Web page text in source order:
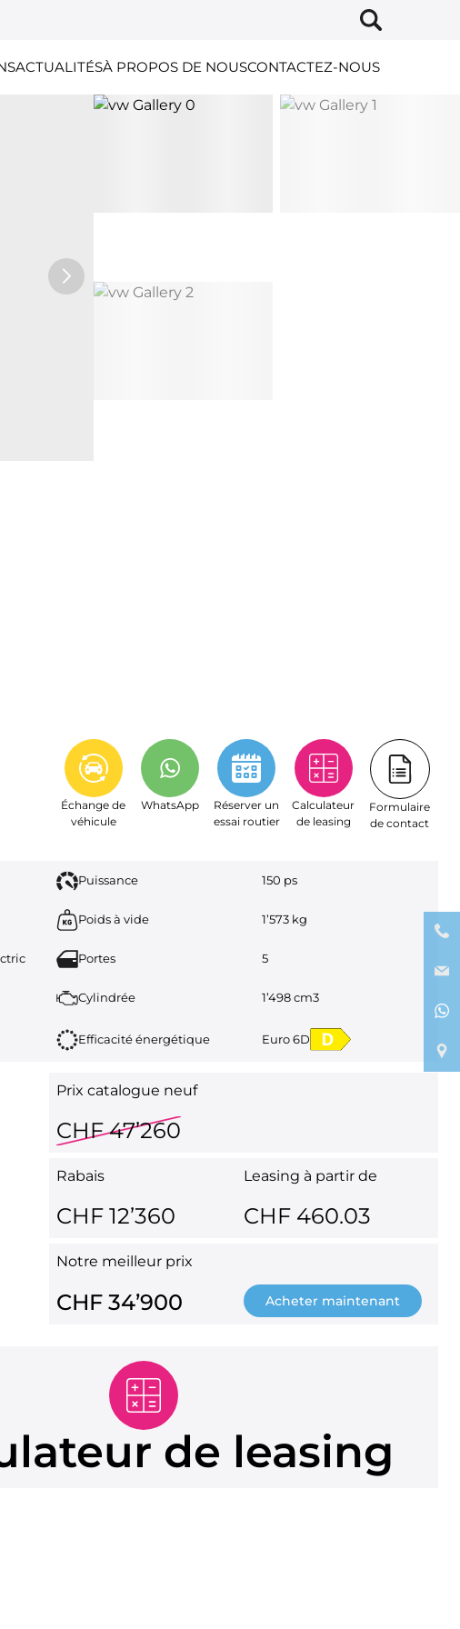
ACTUALITÉSÀ PROPOS DE NOUSCONTACTEZ-NOUS
Échange de
véhicule
WhatsApp
Réserver un
essai routier
Calculateur
de leasing
Formulaire
de contact
Puissance 150 ps
Poids à vide 1’573 kg
Portes 5
Cylindrée 1’498 cm3
Efficacité énergétique Euro 6D
Prix catalogue neuf
CHF 47’260
Rabais
CHF 12’360
Leasing à partir de
CHF 460.03
Notre meilleur prix
CHF 34’900 Acheter maintenant
de leasing